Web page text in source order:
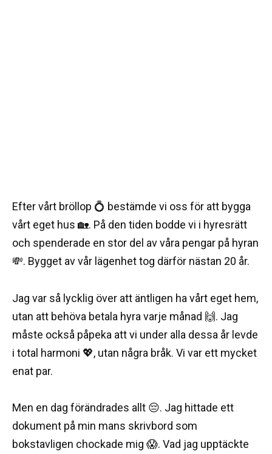
Efter vårt bröllop 💍 bestämde vi oss för att bygga
vårt eget hus 🏡. På den tiden bodde vi i hyresrätt
och spenderade en stor del av våra pengar på hyran
💸. Bygget av vår lägenhet tog därför nästan 20 år.
Jag var så lycklig över att äntligen ha vårt eget hem,
utan att behöva betala hyra varje månad 🙌. Jag
måste också påpeka att vi under alla dessa år levde
i total harmoni 💖, utan några bråk. Vi var ett mycket
enat par.
Men en dag förändrades allt 😔. Jag hittade ett
dokument på min mans skrivbord som
bokstavligen chockade mig 😱. Vad jag upptäckte